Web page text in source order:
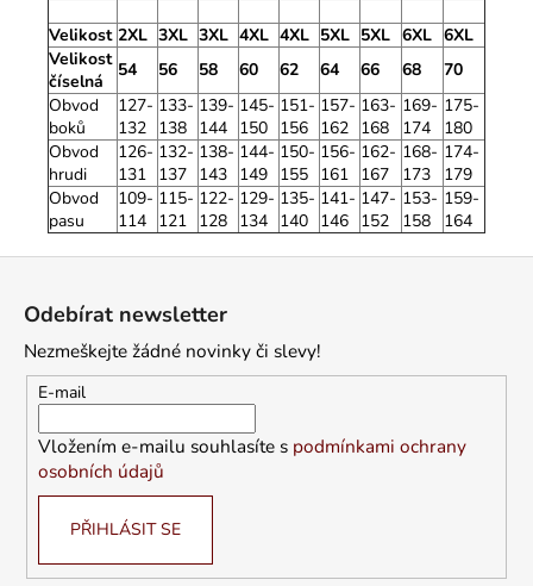
Velikost 2XL 3XL 3XL 4XL 4XL 5XL 5XL 6XL 6XL
Velikost
číselná
54 56 58 60 62 64 66 68
70
Obvod
boků
127-
132
133-
138
139-
144
145-
150
151-
156
157-
162
163-
168
169-
174
175-
180
Obvod
hrudi
126-
131
132-
137
138-
143
144-
149
150-
155
156-
161
162-
167
168-
173
174-
179
Obvod
pasu
109-
114
115-
121
122-
128
129-
134
135-
140
141-
146
147-
152
153-
158
159-
164
Odebírat newsletter
Nezmeškejte žádné novinky či slevy!
E-mail
Vložením e-mailu souhlasíte s podmínkami ochrany
osobních údajů
PŘIHLÁSIT SE